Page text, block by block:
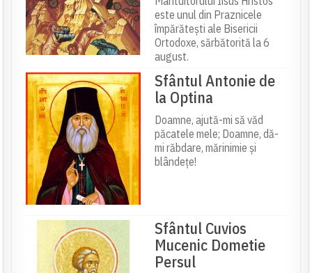
este unul din Praznicele
împărătești ale Bisericii
Ortodoxe, sărbătorită la 6
august.
Sfântul Antonie de
la Optina
Doamne, ajută-mi să văd
păcatele mele; Doamne, dă-
mi răbdare, mărinimie şi
blândeţe!
Sfântul Cuvios
Mucenic Dometie
Persul